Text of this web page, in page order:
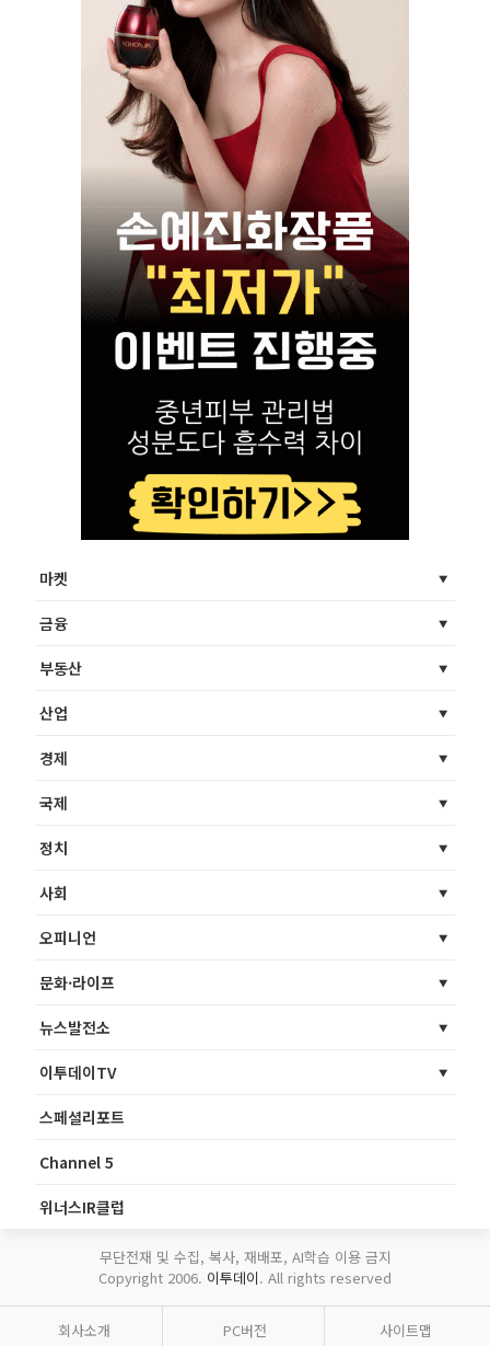
마켓
금융
부동산
산업
경제
국제
정치
사회
오피니언
문화·라이프
뉴스발전소
이투데이TV
스페셜리포트
Channel 5
위너스IR클럽
무단전재 및 수집, 복사, 재배포, AI학습 이용 금지
Copyright 2006. 이투데이. All rights reserved
회사소개 PC버전 사이트맵